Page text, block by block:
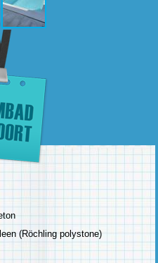
(Röchling polystone)